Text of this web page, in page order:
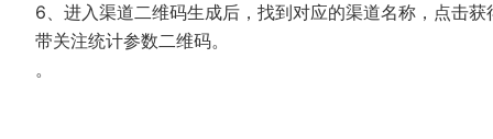
6、进入渠道二维码生成后，找到对应的渠道名称，点击
带关注统计参数二维码。
。